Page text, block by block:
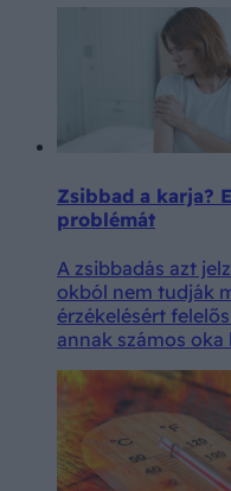
Zsibbad a karja?
problémát
A zsibbadás azt
okból nem tudják
érzékelésért
annak számos oka